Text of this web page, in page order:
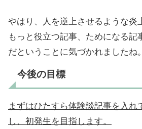
やはり、人を逆上させるような炎
もっと役立つ記事、ためになる記
だということに気づかれましたね。
今後の目標
まずはひたすら体験談記事を入れ
し、初発生を目指します。